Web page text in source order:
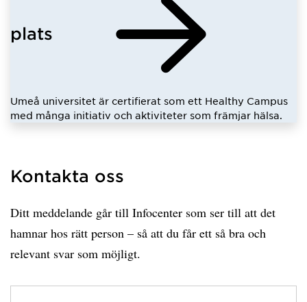
plats
Umeå universitet är certifierat som ett Healthy Campus
med många initiativ och aktiviteter som främjar hälsa.
Kontakta oss
Ditt meddelande går till Infocenter som ser till att det
hamnar hos rätt person – så att du får ett så bra och
relevant svar som möjligt.